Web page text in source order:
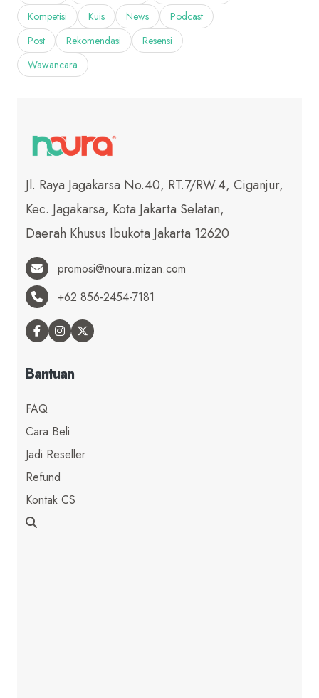
Kompetisi
Kuis News
Podcast
Post
Rekomendasi
Resensi
Wawancara
Jl. Raya Jagakarsa No.40, RT.7/RW.4, Ciganjur,
Kec. Jagakarsa, Kota Jakarta Selatan,
Daerah Khusus Ibukota Jakarta 12620
promosi@noura.mizan.com
+62 856-2454-7181
Bantuan
FAQ
Cara Beli
Jadi Reseller
Refund
Kontak CS